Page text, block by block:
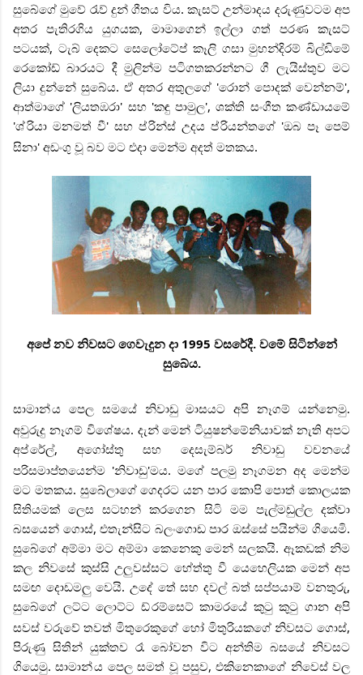
සුබේගේ මුවේ රැව් දුන් ගීතය විය. කැසට් උන්මාදය දරුණුවටම අප
අතර පැතිරගිය යුගයක, මාමාගෙන් ඉල්ලා ගත් පරණ කැසට්
පටයක්, ටැබ් දෙකට සෙලෝටේප් කෑලි ගසා මුහන්දිරම් බිල්ඩිමේ
රෙකෝඩ් බාරයට දී මුලින්ම පටිගතකරන්නට ගී ලැයිස්තුව මට
ලියා දුන්නේ සුබේය. ඒ අතර අතුලගේ 'රොන් පොදක් වෙන්නම්',
ආත්මාගේ 'ලියතඹරා' සහ 'කඳු පාමුල', ශක්ති සංගීත කණ්ඩායමේ
'ශ්රියා මනමත් වී' සහ ප්රින්ස් උදය ප්රියන්තගේ 'ඔබ පෑ පෙම්
සිනා' අඩංගු වූ බව මට එදා මෙන්ම අදත් මතකය.
අපේ නව නිවසට ගෙවැදුන දා 1995 වසරේදී. වමේ සිටින්නේ
සුබේය.
සාමාන්ය පෙල සමයේ නිවාඩු මාසයට අපි නෑගම් යන්නෙමු.
අවුරුදු නෑගම් විශේෂය. දැන් මෙන් ටියුෂන්මේනියාවක් නැති අපට
අප්රේල්, අගෝස්තු සහ දෙසැම්බර් නිවාඩු වචනයේ
පරිසමාප්තයෙන්ම 'නිවාඩු'මය. මගේ පලමු නෑගමන අද මෙන්ම
මට මතකය. සුබේලාගේ ගෙදරට යන පාර කොපි පොත් කොලයක
සිතියමක් ලෙස සටහන් කරගෙන සිටි මම පැල්මඩුල්ල දක්වා
බසයෙන් ගොස්, එතැන්සිට බලංගොඩ පාර ඔස්සේ පයින්ම ගියෙමි.
සුබේගේ අම්මා මට අම්මා කෙනෙකු මෙන් සලකයි. ඈකඩක් නිම
කල නිවසේ කුස්සි උලුවස්සට හේත්තු වී යෙහෙලියක මෙන් අප
සමඟ දොඩමලු වෙයි. උදේ තේ සහ දවල් බත් සප්පයාම් වනතුරු,
සුබේගේ ලට්ට ලොට්ට ඩ්රම්සෙට් කාමරයේ කුටු කුටු ගාන අපි
සවස් වරුවේ තවත් මිතුරෙකුගේ හෝ මිතුරියකගේ නිවසට ගොස්,
පිරුණු සිතින් යුක්තව රෑ බෝවන විට අන්තිම බසයේ නිවසට
ගියෙමු. සාමාන්ය පෙල සමත් වූ පසුව, එකිනෙකාගේ නිවෙස් වල